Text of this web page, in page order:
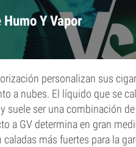
Y Vapor
personalizan sus
a nubes. El líquido que se
suele ser una combinación
a GV determina en gran
más fuertes para la